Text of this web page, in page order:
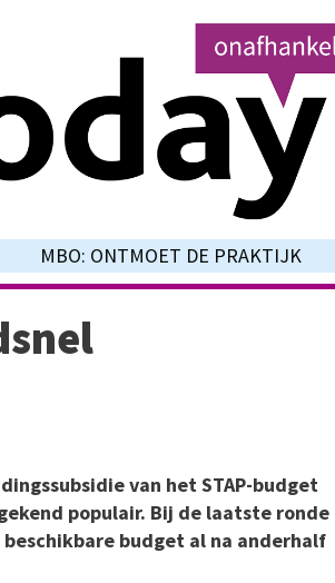
MBO: ONTMOET DE PRAKTIJK
van het STAP-budget
populair. Bij de laatste ronde
budget al na anderhalf